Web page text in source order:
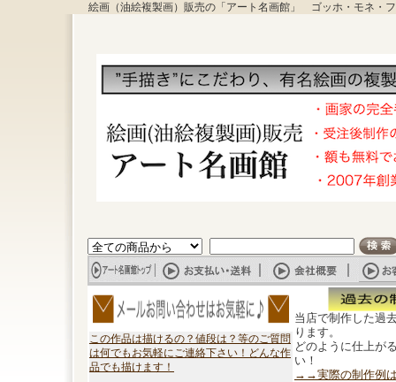
絵画（油絵複製画）販売の「アート名画館」 ゴッホ・モネ・
この作品は描けるの？値段は？等のご質問
は何でもお気軽にご連絡下さい！どんな作
品でも描けます！
当店で制作した過
ります。
どのように仕上が
い！
→→実際の制作例